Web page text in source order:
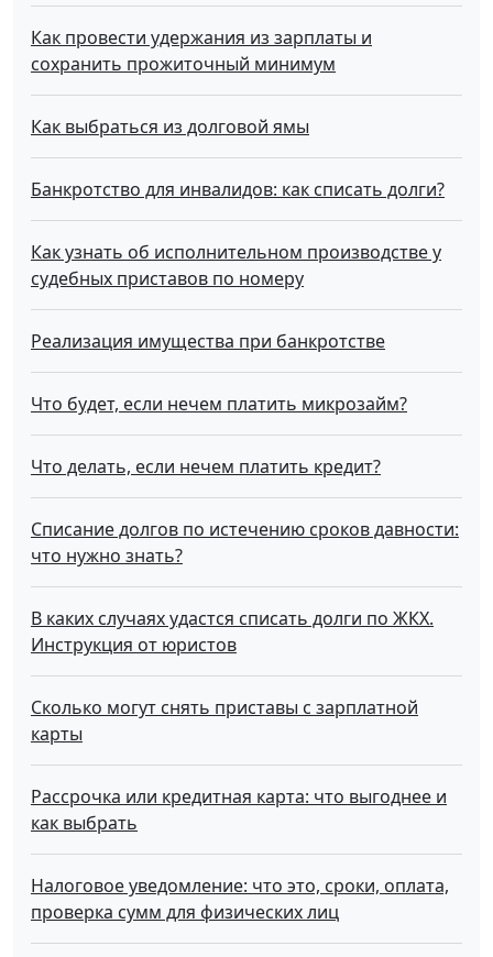
Как провести удержания из зарплаты и
сохранить прожиточный минимум
Как выбраться из долговой ямы
Банкротство для инвалидов: как списать долги?
Как узнать об исполнительном производстве у
судебных приставов по номеру
Реализация имущества при банкротстве
Что будет, если нечем платить микрозайм?
Что делать, если нечем платить кредит?
Списание долгов по истечению сроков давности:
что нужно знать?
В каких случаях удастся списать долги по ЖКХ.
Инструкция от юристов
Сколько могут снять приставы с зарплатной
карты
Рассрочка или кредитная карта: что выгоднее и
как выбрать
Налоговое уведомление: что это, сроки, оплата,
проверка сумм для физических лиц